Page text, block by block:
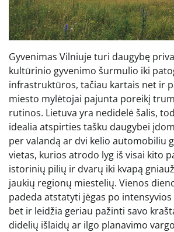
Gyvenimas Vilniuje turi daugybę
kultūrinio gyvenimo šurmulio iki
infrastruktūros, tačiau kartais net ir
miesto mylėtojai pajunta poreikį
rutinos. Lietuva yra nedidelė šalis,
idealia atspirties tašku daugybei
per valandą ar dvi kelio automobiliu
vietas, kurios atrodo lyg iš visai kito
istorinių pilių ir dvarų iki kvapą
jaukių regionų miestelių. Vienos
padeda atstatyti jėgas po
bet ir leidžia geriau pažinti savo
didelių išlaidų ar ilgo planavimo